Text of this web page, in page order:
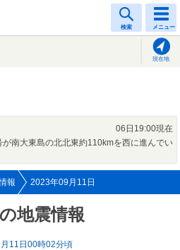
検索 メニュー
現在地
06日19:00現在
が南大東島の北北東約110kmを西に進んでい
報 2023年09月11日
地震情報
11日00時02分頃